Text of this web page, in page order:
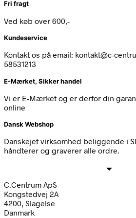
Fri fragt
Ved køb over 600,-
Kundeservice
Kontakt os på email: kontakt@c-
58531213
E-Mærket, Sikker handel
Vi er E-Mærket og er derfor din
online
Dansk Webshop
Danskejet virksomhed beliggende i
håndterer og graverer alle ordre.
C.Centrum ApS
Kongstedvej 2A
4200, Slagelse
Danmark